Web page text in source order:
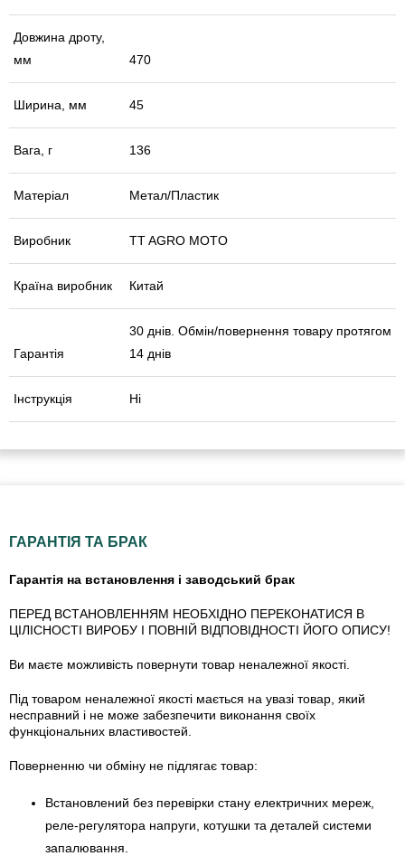
Довжина дроту,
мм
470
Ширина, мм 45
Вага, г 136
Матеріал Метал/Пластик
Виробник TT AGRO MOTO
Країна виробник Китай
Гарантія
30 днів. Обмін/повернення товару протягом
14 днів
Інструкція Ні
ГАРАНТІЯ ТА БРАК
Гарантія на встановлення і заводський брак
ПЕРЕД ВСТАНОВЛЕННЯМ НЕОБХІДНО ПЕРЕКОНАТИСЯ В
ЦІЛІСНОСТІ ВИРОБУ І ПОВНІЙ ВІДПОВІДНОСТІ ЙОГО ОПИСУ!
Ви маєте можливість повернути товар неналежної якості.
Під товаром неналежної якості мається на увазі товар, який
несправний і не може забезпечити виконання своїх
функціональних властивостей.
Поверненню чи обміну не підлягає товар:
Встановлений без перевірки стану електричних мереж,
реле-регулято­ра напруги, котушки та деталей системи
запалювання.